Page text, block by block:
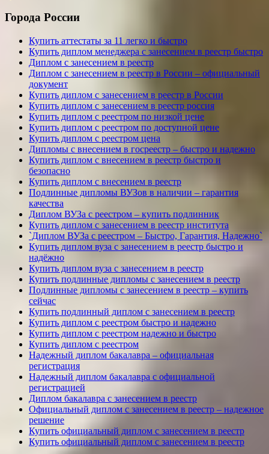
Города России
Купить аттестаты за 11 легко и быстро
Купить диплом менеджера с занесением в реестр быстро
Диплом с занесением в реестр
Диплом с занесением в реестр в России – официальный
документ
Купить диплом с занесением в реестр в России
Купить диплом с занесением в реестр россия
Купить диплом с реестром по низкой цене
Купить диплом с реестром по доступной цене
Купить диплом с реестром цена
Дипломы с внесением в госреестр – быстро и надежно
Купить диплом с внесением в реестр быстро и
безопасно
Купить диплом с внесением в реестр
Подлинные дипломы ВУЗов в наличии – гарантия
качества
Диплом ВУЗа с реестром – купить подлинник
Купить диплом с занесением в реестр института
`Диплом ВУЗа с реестром – Быстро, Гарантия, Надежно`
Купить диплом вуза с занесением в реестр быстро и
надёжно
Купить диплом вуза с занесением в реестр
Купить подлинные дипломы с занесением в реестр
Подлинные дипломы с занесением в реестр – купить
сейчас
Купить подлинный диплом с занесением в реестр
Купить диплом с реестром быстро и надежно
Купить диплом с реестром надежно и быстро
Купить диплом с реестром
Надежный диплом бакалавра – официальная
регистрация
Надежный диплом бакалавра с официальной
регистрацией
Диплом бакалавра с занесением в реестр
Официальный диплом с занесением в реестр – надежное
решение
Купить официальный диплом с занесением в реестр
Купить официальный диплом с занесением в реестр